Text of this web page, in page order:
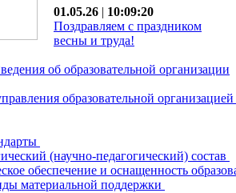
01.05.26 | 10:09:20
Поздравляем с праздником
весны и труда!
об образовательной организации
образовательной организацией
(научно-педагогический) состав
обеспечение и оснащенность
материальной поддержки